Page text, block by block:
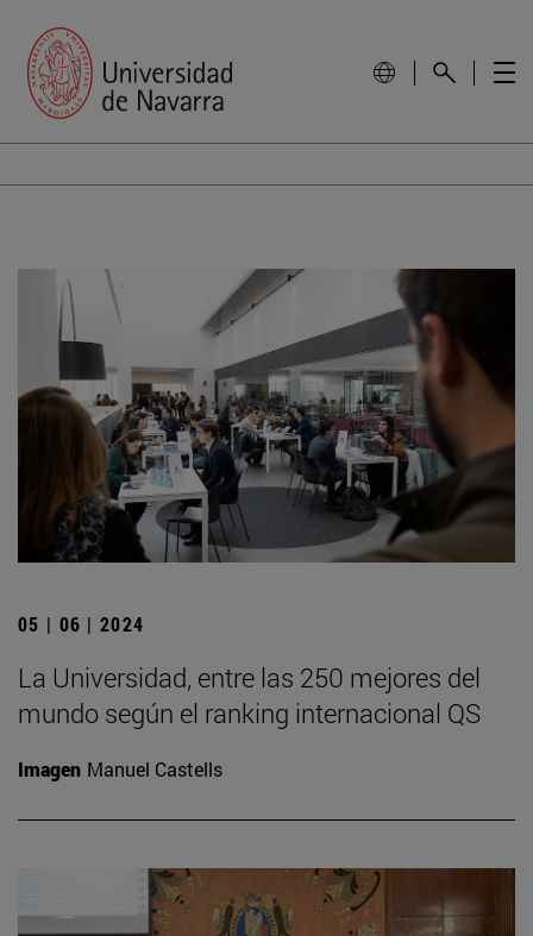
05 | 06 | 2024
La Universidad, entre las 250 mejores del
mundo según el ranking internacional QS
Imagen Manuel Castells